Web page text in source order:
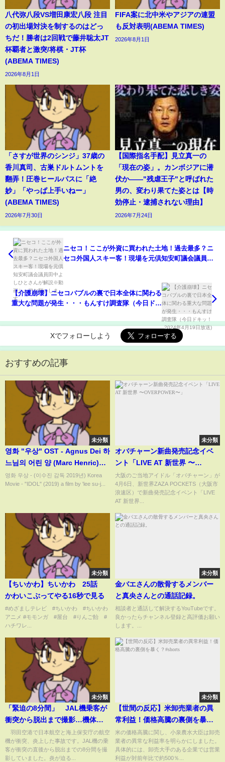
八代弥八段VS増田康宏八段 注目
の初出場対決を制するのはどっ
ちだ！勝者は2回戦で藤井聡太JT
杯覇者と激突/将棋・JT杯
(ABEMA TIMES)
2026年8月1日
FIFA案に北中米やアジアの連盟
も反対表明(ABEMA TIMES)
2026年8月1日
「さすが世界のシンジ」37歳の
香川真司、古巣ドルトムントを
翻弄！圧巻ヒールパスに「絶
妙」「やっぱ上手いねー」
(ABEMA TIMES)
2026年7月30日
【国際指名手配】見立真一の
「現在の姿」。カンボジアに潜
伏か――"残虐王子"と呼ばれた
男の、変わり果てた姿とは【時
効停止・逮捕されない理由】
2026年7月24日
ニセコ！ここが外資に買われた土地！過去最多？ニ
セコ外国人スキー客！現場を元倶知安町議会議員田
【介護崩壊】ニセコバブルの裏で日本全体に関わる
重大な問題が発生・・・もんすけ調査隊（今日ドキ
Xでフォローしよう
おすすめの記事
未分類
영화 "우상" OST - Agnus Dei 하
느님의 어린 양 (Marc Henric)
Ver.2 [Movie - "IDOL"]
영화 우상 - (이수진 감독 2019년) Korea
Movie - "IDOL" (2019) a film by 'lee su-j...
未分類
オバチャーン新曲発売記念イベ
ント「LIVE AT 新世界 〜
OVERPOWER〜」
大阪のご当地アイドル「オバチャーン」が
4月6日、新世界ZAZA POCKETS（大阪市
浪速区）で新曲発売記念イベント「LIVE
AT 新世界...
未分類
【ちいかわ】ちいかわ 25話
かわいこぶってやる16秒で見る
#めざましテレビ #ちいかわ #ちいかわ
アニメ #モモンガ #屋台 #りんご飴 #
ハチワレ...
未分類
金バエさんの散骨するメンバー
と真央さんとの通話記録。
相談者と通話して解決するYouTubeです。
良かったらチャンネル登録と高評価お願い
します。...
未分類
「緊迫の8分間」 JAL機乗客が
衝突から脱出まで撮影…機体に
炎 「肺突き刺す煙」充満【羽
鳥慎一モーニングショー】(2024
年1月5日)
羽田空港で日本航空と海上保安庁の航空
機が衝突、炎上した事故です。JAL機の乗
客が衝突の直後から脱出までの8分間を撮
影していました。炎が迫る...
未分類
【世間の反応】米卸売業者の異
常利益！価格高騰の裏側を暴
く？#shorts
米の価格高騰に関し、小泉農水大臣は卸売
業者の異常な利益率を明らかにしました。
具体的には、卸売大手のある企業では営業
利益が対前年比で約500％...